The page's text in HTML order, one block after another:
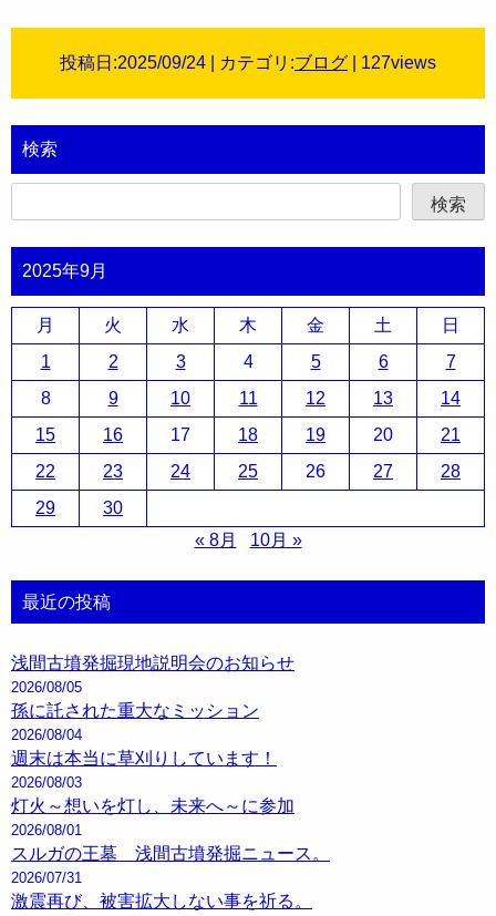
投稿日:2025/09/24 | カテゴリ:ブログ | 127views
検索
検索
2025年9月
月 火 水 木 金 土
日
1
2 3 4 5 6
7
8
9 10 11 12 13
14
15
16 17 18 19 20
21
22
23 24 25 26 27
28
29
30
« 8月
10月 »
最近の投稿
浅間古墳発掘現地説明会のお知らせ
2026/08/05
孫に託された重大なミッション
2026/08/04
週末は本当に草刈りしています！
2026/08/03
灯火～想いを灯し、未来へ～に参加
2026/08/01
スルガの王墓 浅間古墳発掘ニュース。
2026/07/31
激震再び、被害拡大しない事を祈る。